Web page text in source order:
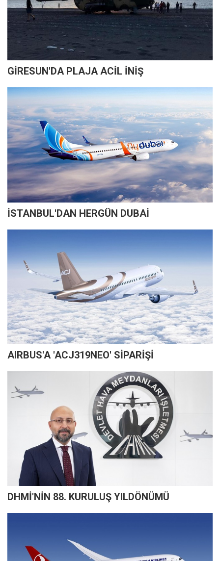
GİRESUN'DA PLAJA ACİL İNİŞ
İSTANBUL'DAN HERGÜN DUBAİ
AIRBUS'A 'ACJ319NEO' SİPARİŞİ
DHMİ'NİN 88. KURULUŞ YILDÖNÜMÜ